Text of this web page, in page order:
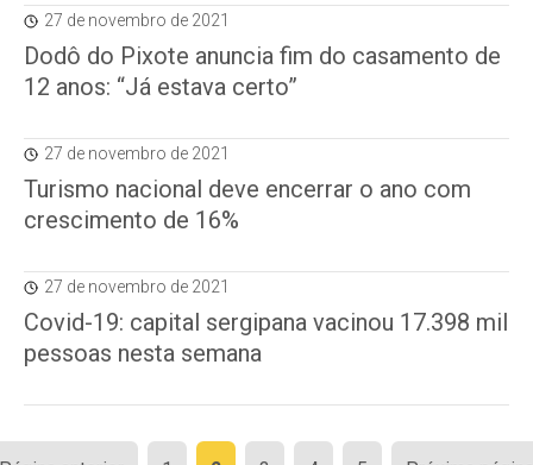
27 de novembro de 2021
Dodô do Pixote anuncia fim do casamento de
12 anos: “Já estava certo”
27 de novembro de 2021
Turismo nacional deve encerrar o ano com
crescimento de 16%
27 de novembro de 2021
Covid-19: capital sergipana vacinou 17.398 mil
pessoas nesta semana
Paginação